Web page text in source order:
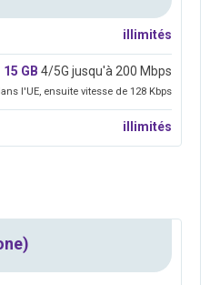
illimités
15 GB 4/5G jusqu'à 200 Mbps
l'UE, ensuite vitesse de 128 Kbps
illimités